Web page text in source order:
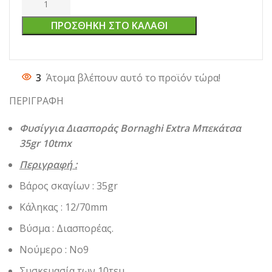
ΠΡΟΣΘΉΚΗ ΣΤΟ ΚΑΛΆΘΙ
3 Άτομα βλέπουν αυτό το προϊόν τώρα!
ΠΕΡΙΓΡΑΦΗ
Φυσίγγια Διασποράς Bornaghi Extra Μπεκάτσα
35gr 10tmx
Περιγραφή :
Βάρος σκαγίων : 35gr
Κάληκας : 12/70mm
Βύσμα : Διασπορέας.
Νούμερο : Νο9